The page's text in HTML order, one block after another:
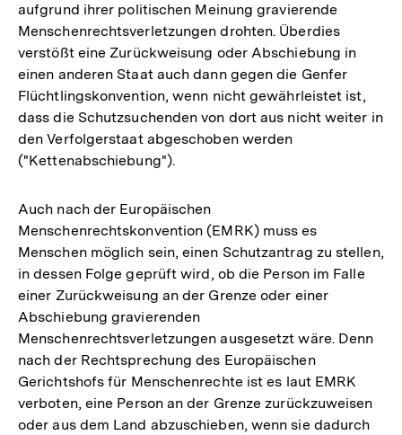
aufgrund ihrer politischen Meinung gravierende
Menschenrechtsverletzungen drohten. Überdies
verstößt eine Zurückweisung oder Abschiebung in
einen anderen Staat auch dann gegen die Genfer
Flüchtlingskonvention, wenn nicht gewährleistet ist,
dass die Schutzsuchenden von dort aus nicht weiter in
den Verfolgerstaat abgeschoben werden
("Kettenabschiebung").
Auch nach der Europäischen
Menschenrechtskonvention (EMRK) muss es
Menschen möglich sein, einen Schutzantrag zu stellen,
in dessen Folge geprüft wird, ob die Person im Falle
einer Zurückweisung an der Grenze oder einer
Abschiebung gravierenden
Menschenrechtsverletzungen ausgesetzt wäre. Denn
nach der Rechtsprechung des Europäischen
Gerichtshofs für Menschenrechte ist es laut EMRK
verboten, eine Person an der Grenze zurückzuweisen
oder aus dem Land abzuschieben, wenn sie dadurch